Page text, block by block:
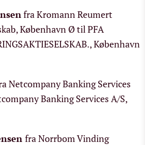
fra Kromann Reumert
København Ø til PFA
København
Netcompany Banking Services
Banking Services A/S,
fra Norrbom Vinding